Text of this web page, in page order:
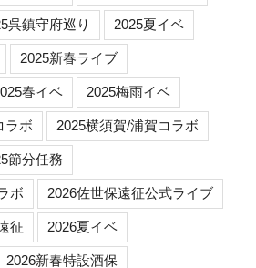
呉鎮守府巡り 2025夏イベ
2025新春ライブ
春イベ 2025梅雨イベ
ラボ 2025横須賀/浦賀コラボ
節分任務
ボ 2026佐世保遠征公式ライブ
征 2026夏イベ
2026新春特設酒保